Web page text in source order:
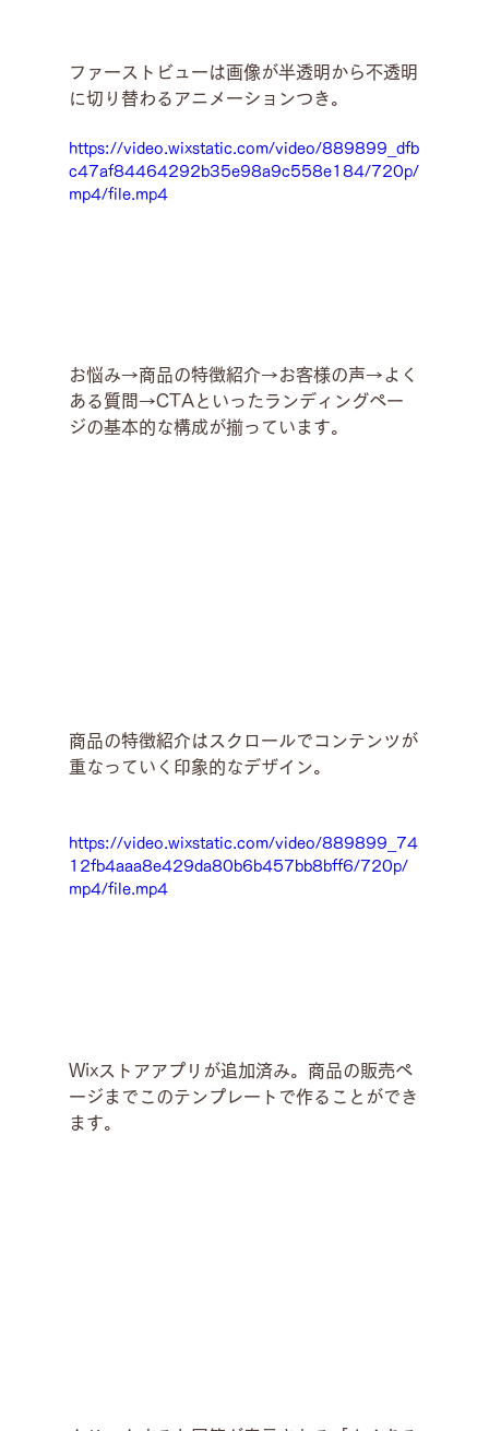
ファーストビューは画像が半透明から不透明
に切り替わるアニメーションつき。
https://video.wixstatic.com/video/889899_dfb
c47af84464292b35e98a9c558e184/720p/
mp4/file.mp4
お悩み→商品の特徴紹介→お客様の声→よく
ある質問→CTAといったランディングペー
ジの基本的な構成が揃っています。
商品の特徴紹介はスクロールでコンテンツが
重なっていく印象的なデザイン。
https://video.wixstatic.com/video/889899_74
12fb4aaa8e429da80b6b457bb8bff6/720p/
mp4/file.mp4
Wixストアアプリが追加済み。商品の販売ペ
ージまでこのテンプレートで作ることができ
ます。